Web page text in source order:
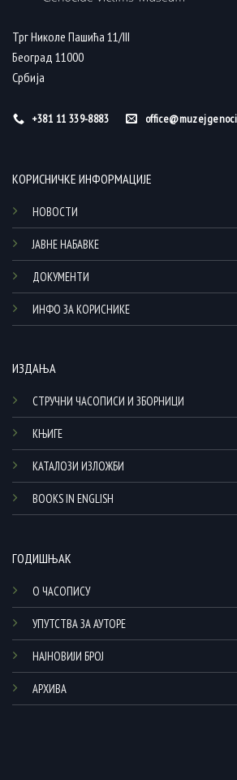
Трг Николе Пашића 11/III
Београд 11000
Србија
+381 11 339-8883
КОРИСНИЧКЕ ИНФОРМАЦИЈЕ
НОВОСТИ
ЈАВНЕ НАБАВКЕ
ДОКУМЕНТИ
ИНФО ЗА КОРИСНИКЕ
ИЗДАЊА
СТРУЧНИ ЧАСОПИСИ И ЗБОРНИЦИ
КЊИГЕ
КАТАЛОЗИ ИЗЛОЖБИ
BOOKS IN ENGLISH
ГОДИШЊАК
О ЧАСОПИСУ
УПУТСТВА ЗА АУТОРЕ
НАЈНОВИЈИ БРОЈ
АРХИВА